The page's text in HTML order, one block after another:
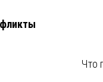
Что